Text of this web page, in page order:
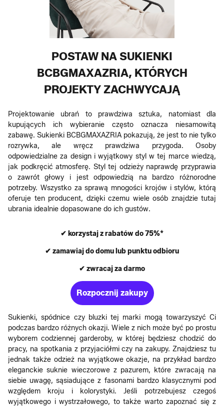
POSTAW NA SUKIENKI
BCBGMAXAZRIA, KTÓRYCH
PROJEKTY ZACHWYCAJĄ
Projektowanie ubrań to prawdziwa sztuka, natomiast dla
kupujących ich wybieranie często oznacza niesamowitą
zabawę. Sukienki BCBGMAXAZRIA pokazują, że jest to nie tylko
rozrywka, ale wręcz prawdziwa przygoda. Osoby
odpowiedzialne za design i wyjątkowy styl w tej marce wiedzą,
jak podkręcić atmosferę. Styl tej odzieży naprawdę przyprawia
o zawrót głowy i jest odpowiedzią na bardzo różnorodne
potrzeby. Wszystko za sprawą mnogości krojów i stylów, którą
oferuje ten producent, dzięki czemu wiele osób znajdzie tutaj
ubrania idealnie dopasowane do ich gustów.
✔ korzystaj z rabatów do 75%*
✔ zamawiaj do domu lub punktu odbioru
✔ zwracaj za darmo
Rozpocznij zakupy
Sukienki, spódnice czy bluzki tej marki mogą towarzyszyć Ci
podczas bardzo różnych okazji. Wiele z nich może być po prostu
wyborem codziennej garderoby, w której będziesz chodzić do
pracy, na spotkania z przyjaciółmi czy na zakupy. Znajdziesz tu
jednak także odzież na wyjątkowe okazje, na przykład bardzo
eleganckie suknie wieczorowe z pazurem, które zwracają na
siebie uwagę, sąsiadujące z fasonami bardzo klasycznymi pod
względem kroju i kolorystyki. Jeśli potrzebujesz czegoś
wyjątkowego i wystrzałowego, to także warto zapoznać się z